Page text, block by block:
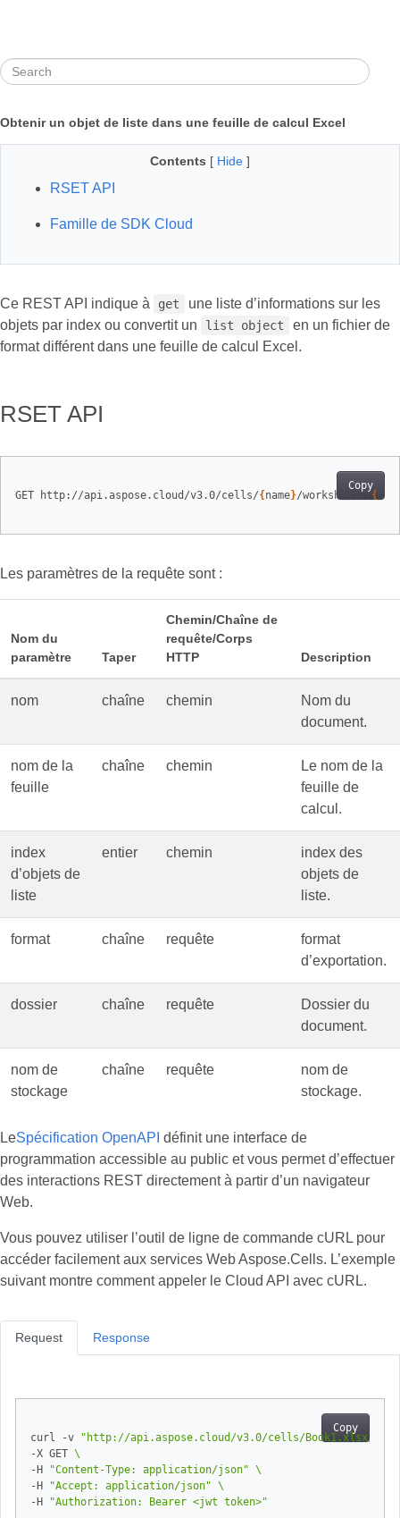
Obtenir un objet de liste dans une feuille de calcul Excel
Contents [ Hide ]
RSET API
Famille de SDK Cloud
Ce REST API indique à get
une liste d’informations sur les
objets par index ou convertit un
list object
en un fichier de
format différent dans une feuille de calcul Excel.
RSET API
Copy
GET http://api.aspose.cloud/v3.0/cells/{ name}/worksheets/ {
Les paramètres de la requête sont :
Nom du
paramètre
Taper
Chemin/Chaîne de
requête/Corps
HTTP
Description
nom chaîne chemin
Nom du
document.
nom de la
feuille
chaîne chemin
Le nom de la
feuille de
calcul.
index
d’objets de
liste
entier chemin
index des
objets de
liste.
format chaîne requête
format
d’exportation.
dossier chaîne requête
Dossier du
document.
nom de
stockage
chaîne requête
nom de
stockage.
LeSpécification OpenAPI définit une interface de
programmation accessible au public et vous permet d’effectuer
des interactions REST directement à partir d’un navigateur
Web.
Vous pouvez utiliser l’outil de ligne de commande cURL pour
accéder facilement aux services Web Aspose.Cells. L’exemple
suivant montre comment appeler le Cloud API avec cURL.
Request
Copy
curl -v
"http://api.aspose.cloud/v3.0/cells/Book1.xlsx/
-X GET
-H
"Content-Type: application/json"
-H
"Accept: application/json"
-H
"Authorization: Bearer <jwt token>"
Response